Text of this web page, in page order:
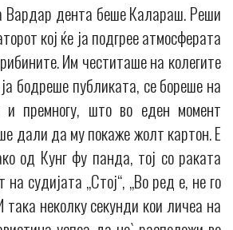
Вардар дента беше Калараш. Реши
кој ќе ја подгрее атмосферата
Им честиташе на колегите
бодреше публиката, се бореше на
премногу, што во еден момент
дали да му покаже жолт картон. Е
од Кунг фу панда, тој со раката
на судијата „Стој“, „Во ред е, не го
неколку секунди кои личеа на